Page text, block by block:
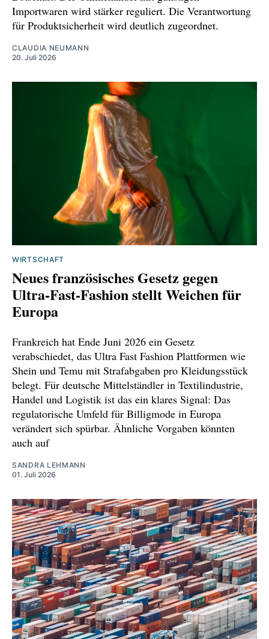
Importwaren wird stärker reguliert. Die Verantwortung
für Produktsicherheit wird deutlich zugeordnet.
CLAUDIA NEUMANN
20. Juli 2026
WIRTSCHAFT
Neues französisches Gesetz gegen
Ultra-Fast-Fashion stellt Weichen für
Europa
Frankreich hat Ende Juni 2026 ein Gesetz
verabschiedet, das Ultra Fast Fashion Plattformen wie
Shein und Temu mit Strafabgaben pro Kleidungsstück
belegt. Für deutsche Mittelständler in Textilindustrie,
Handel und Logistik ist das ein klares Signal: Das
regulatorische Umfeld für Billigmode in Europa
verändert sich spürbar. Ähnliche Vorgaben könnten
auch auf
SANDRA LEHMANN
01. Juli 2026